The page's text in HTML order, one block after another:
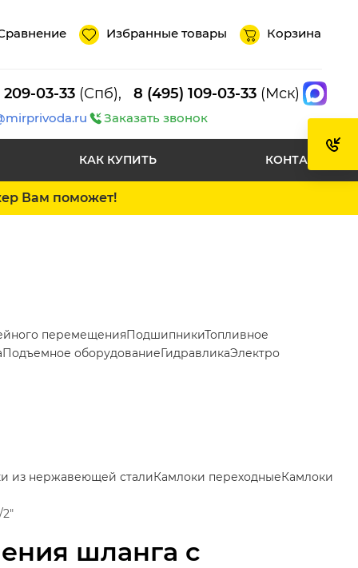
Избранные товары Корзина
209-03-33 (Спб), 8 (495) 109-03-33 (Мск)
Заказать звонок
КАК КУПИТЬ КОНТАКТЫ
Вам поможет!
шланга с
перемещенияПодшипникиТопливное
Подъемное оборудованиеГидравликаЭлектро
из нержавеющей сталиКамлоки переходныеКамлоки